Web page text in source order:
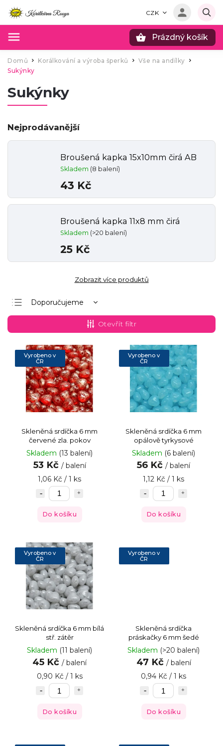
CZK
Prázdný košík
Domů / Korálkování a výroba šperků Vše na andílky
Sukýnky
Sukýnky
Nejprodávanější
Broušená kapka 15x10mm čirá AB
Skladem (8 balení)
43 Kč
Broušená kapka 11x8 mm čirá
Skladem (>20 balení)
25 Kč
Zobrazit více produktů
Doporučujeme
Nejlevnější
Nejdražší
Nejprodávanější
Abecedně
Otevřít filtr
Vyrobeno v
ČR
Skleněná srdíčka 6 mm
červené zla. pokov
Skladem (13 balení)
53 Kč / balení
1,06 Kč / 1 ks
Do košíku
Vyrobeno v
ČR
Skleněná srdíčka 6 mm
opálově tyrkysové
Skladem (6 balení)
56 Kč / balení
1,12 Kč / 1 ks
Do košíku
Vyrobeno v
ČR
Skleněná srdíčka 6 mm bílá
stř. zátěr
Skladem (11 balení)
45 Kč / balení
0,90 Kč / 1 ks
Do košíku
Vyrobeno v
ČR
Skleněná srdíčka
práskačky 6 mm šedé
Skladem (>20 balení)
47 Kč / balení
0,94 Kč / 1 ks
Do košíku